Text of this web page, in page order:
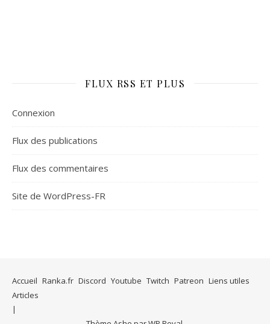
FLUX RSS ET PLUS
Connexion
Flux des publications
Flux des commentaires
Site de WordPress-FR
Accueil Ranka.fr Discord Youtube Twitch Patreon Liens utiles
Articles